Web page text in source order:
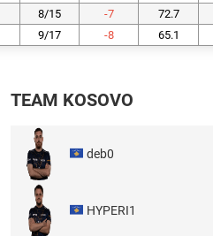
8/15 -7 72.7
9/17 -8 65.1
TEAM KOSOVO
deb0
HYPERI1